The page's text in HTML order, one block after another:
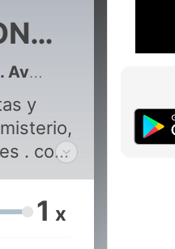
el ...!
y
. con:
1 x